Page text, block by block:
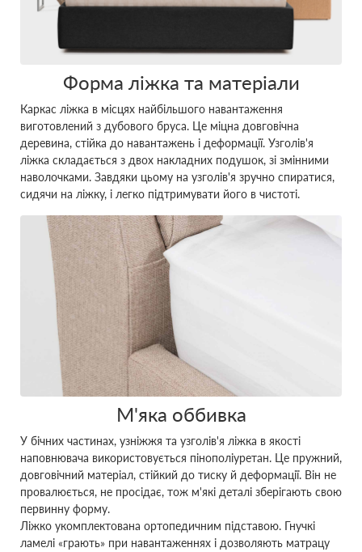
Форма ліжка та матеріали
Каркас ліжка в місцях найбільшого навантаження
виготовлений з дубового бруса. Це міцна довговічна
деревина, стійка до навантажень і деформації. Узголів'я
ліжка складається з двох накладних подушок, зі змінними
наволочками. Завдяки цьому на узголів'я зручно спиратися,
сидячи на ліжку, і легко підтримувати його в чистоті.
М'яка оббивка
У бічних частинах, узніжжя та узголів'я ліжка в якості
наповнювача використовується пінополіуретан. Це пружний,
довговічний матеріал, стійкий до тиску й деформації. Він не
провалюється, не просідає, тож м'які деталі зберігають свою
первинну форму.
Ліжко укомплектована ортопедичним підставою. Гнучкі
ламелі «грають» при навантаженнях і дозволяють матрацу